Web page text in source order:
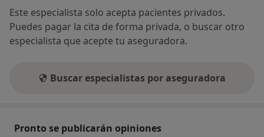
Este especialista solo acepta pacientes privados.
Puedes pagar la cita de forma privada, o buscar otro
especialista que acepte tu aseguradora.
Buscar especialistas por aseguradora
Pronto se publicarán opiniones